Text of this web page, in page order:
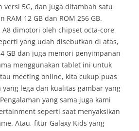
versi 5G, dan juga ditambah satu
RAM 12 GB dan ROM 256 GB.
A8 dimotori oleh chipset octa-core
yang udah disebutkan di atas,
GB dan juga memori penyimpanan
menggunakan tablet ini untuk
meeting online, kita cukup puas
lega dan kualitas gambar yang
yang sama juga kami
seperti saat menyaksikan
Atau, fitur Galaxy Kids yang